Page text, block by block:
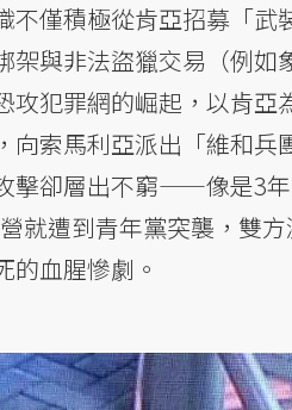
不僅積極從肯亞招募「
架與非法盜獵交易（例
攻犯罪網的崛起，以肯
向索馬利亞派出「維和
擊卻層出不窮——像是3
就遭到青年黨突襲，雙
的血腥慘劇。